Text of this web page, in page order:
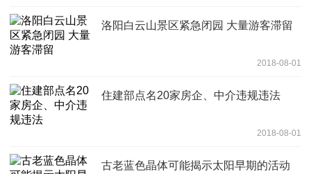
洛阳白云山景区紧急闭园 大量游客滞留
2018-08-01
住建部点名20家房企、中介违规违法
2018-08-01
古老蓝色晶体可能揭示太阳早期的活动